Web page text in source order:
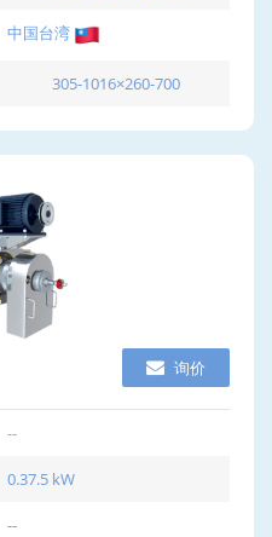
中国台湾
305-1016×260-700
询价
--
0.37.5 kW
--